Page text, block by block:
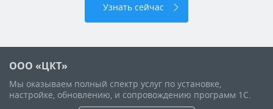
Узнать сейчас
ООО «ЦКТ»
Мы оказываем полный спектр услуг по установке,
настройке, обновлению, и сопровождению программ 1С.